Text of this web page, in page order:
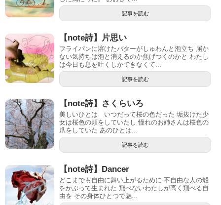
記事を読む
【note詩】片思い
フライパンに溶けたバターがしゅわんと泡立ち 届か
ない気持ちは泡と消えるのか焦げつくのかと わたし
は今日も息を吐くしかできなくて...
記事を読む
【note詩】さくらいろ
美しいひとは いつだって桜の色だった 垢抜けた少
女は桜色の頬をしていたし 憧れのお姉さんは桜色の
爪をしていた あのひとは...
記事を読む
【note詩】Dancer
どこまでも自由に舞い上がるために 不自由な人の殻
をかぶって生まれた 飛べないわたしが高く飛べる自
由を その身体ひとつで魅...